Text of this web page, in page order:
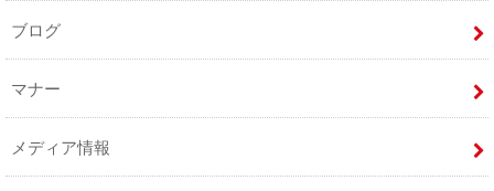
ブログ
マナー
メディア情報